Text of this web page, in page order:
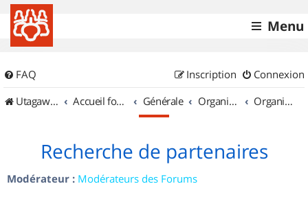
Menu
FAQ Connexion
Inscription
UtagawaVTT (Randos VTT et VTTAE avec traces GPS)
Accueil forum Générale Organisation de sorties & Recherche de partenaires Organisation de sorties en région Poitou Charentes
Recherche de partenaires
Modérateur : Modérateurs des Forums